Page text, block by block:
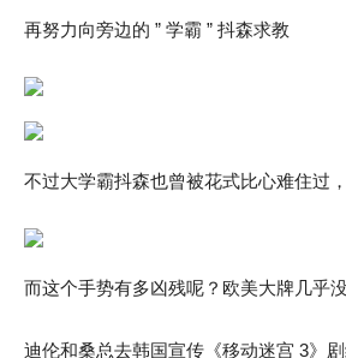
再努力向旁边的 ” 学霸 ” 抖森求教
不过大学霸抖森也曾被花式比心难住过
而这个手势有多凶残呢？欧美大牌几
迪伦和桑总去韩国宣传《移动迷宫 3》